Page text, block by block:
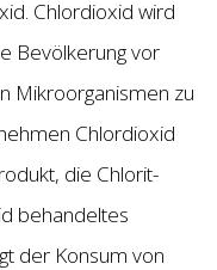
Chlordioxid wird
Bevölkerung vor
Mikroorganismen zu
Chlordioxid
die Chlorit-
behandeltes
der Konsum von